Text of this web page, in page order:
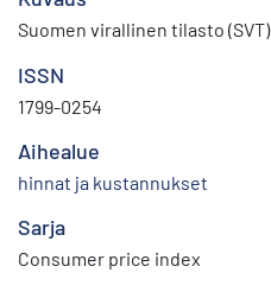
Suomen virallinen tilasto (SVT)
ISSN
1799-0254
Aihealue
hinnat ja kustannukset
Sarja
Consumer price index